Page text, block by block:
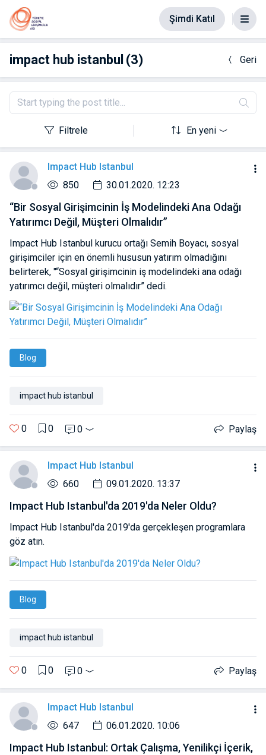
Şimdi Katıl
impact hub istanbul (3) Geri
Filtrele En yeni
Impact Hub Istanbul
850
30.01.2020. 12:23
“Bir Sosyal Girişimcinin İş Modelindeki Ana Odağı
Yatırımcı Değil, Müşteri Olmalıdır”
Impact Hub Istanbul kurucu ortağı Semih Boyacı, sosyal
girişimciler için en önemli hususun yatırım olmadığını
belirterek, "“Sosyal girişimcinin iş modelindeki ana odağı
yatırımcı değil, müşteri olmalıdır” dedi.
Blog
impact hub istanbul
0 0 0 Paylaş
Impact Hub Istanbul
660
09.01.2020. 13:37
Impact Hub Istanbul'da 2019'da Neler Oldu?
Impact Hub Istanbul'da 2019'da gerçekleşen programlara
göz atın.
Blog
impact hub istanbul
0 0 0 Paylaş
Impact Hub Istanbul
647
06.01.2020. 10:06
Impact Hub Istanbul: Ortak Çalışma, Yenilikçi İçerik,